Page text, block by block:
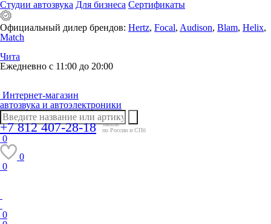
Студии автозвука Для бизнеса Сертификаты
Официальный дилер брендов: Hertz, Focal, Audison, Blam, Helix,
Match
Чита
Ежедневно с 11:00 до 20:00
Интернет-магазин
автозвука и автоэлектроники
+7 812 407-28-18
заказы
по России и СПб
0
0
0
0